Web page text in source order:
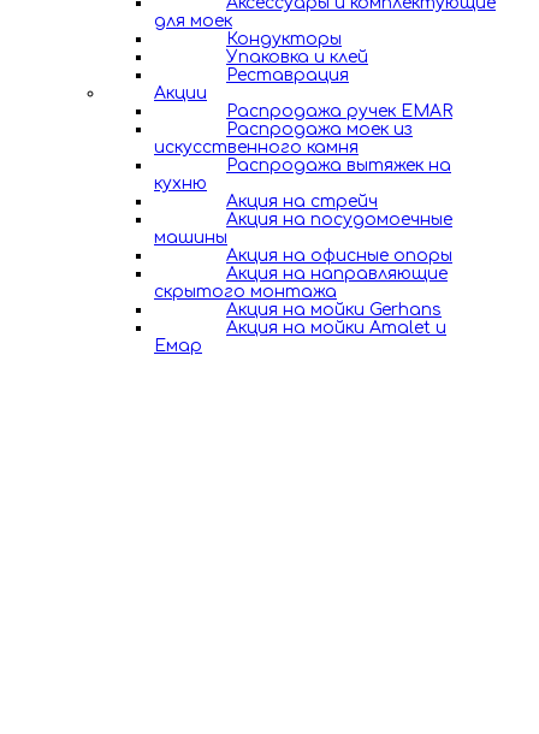
для моек
Кондукторы
Упаковка и клей
Реставрация
Акции
Распродажа ручек EMAR
Распродажа моек из
искусственного камня
Распродажа вытяжек на
кухню
Акция на стрейч
Акция на посудомоечные
машины
Акция на офисные опоры
Акция на направляющие
скрытого монтажа
Акция на мойки Gerhans
Акция на мойки Amalet и
Емар